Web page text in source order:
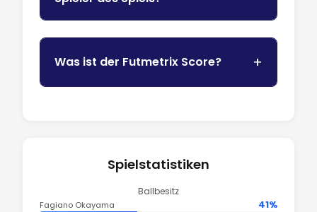
Was ist der Futmetrix Score?
Spielstatistiken
Ballbesitz
Fagiano Okayama 41%